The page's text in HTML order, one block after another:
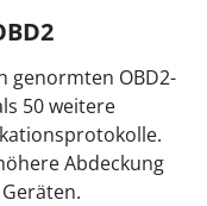
OBD2-
50 weitere
Abdeckung